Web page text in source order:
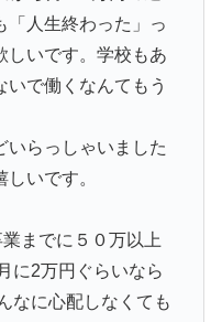
「人生終わった」っ
しいです。学校もあ
いで働くなんてもう
いらっしゃいました
いです。
までに５０万以上
に2万円ぐらいなら
なに心配しなくても